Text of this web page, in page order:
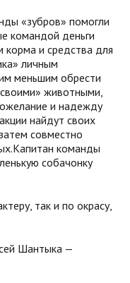
«зубров» помогли
командой деньги
и средства для
личным
меньшим обрести
животными,
и надежду
найдут своих
совместно
команды
собачонку
так и по окрасу,
Шантыка —